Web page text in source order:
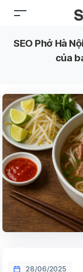
SEO Phở Hà
của
28/06/2025